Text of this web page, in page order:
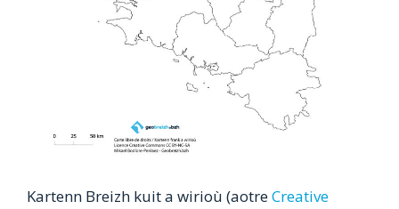
Kartenn Breizh kuit a wirioù (aotreCreative